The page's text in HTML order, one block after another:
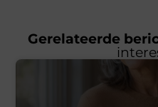
Gerelateerde